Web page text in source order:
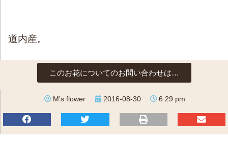
道内産。
このお花についてのお問い合わせは…
M’s flower 2016-08-30 6:29 pm